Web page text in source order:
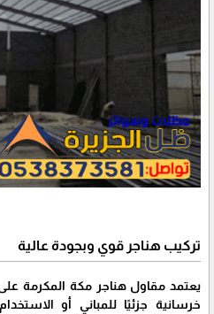
تركيب هناجر قوي وبجودة عالية
يعتمد مقاول هناجر مكة المكرمة
خرسانية جزئيًا للمباني أو